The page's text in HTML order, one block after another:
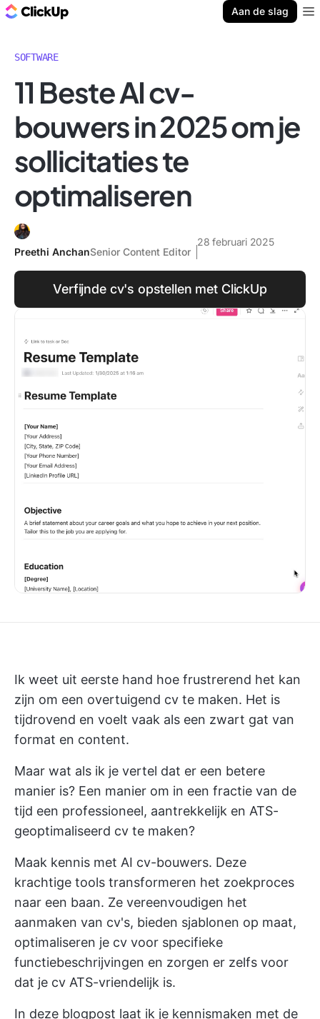
Aan de slag
SOFTWARE
11 Beste AI cv-
bouwers in 2025 om je
sollicitaties te
optimaliseren
Preethi AnchanSenior Content Editor
28 februari 2025
Verfijnde cv's opstellen met ClickUp
Ik weet uit eerste hand hoe frustrerend het kan
zijn om een overtuigend cv te maken. Het is
tijdrovend en voelt vaak als een zwart gat van
format en content.
Maar wat als ik je vertel dat er een betere
manier is? Een manier om in een fractie van de
tijd een professioneel, aantrekkelijk en ATS-
geoptimaliseerd cv te maken?
Maak kennis met AI cv-bouwers. Deze
krachtige tools transformeren het zoekproces
naar een baan. Ze vereenvoudigen het
aanmaken van cv's, bieden sjablonen op maat,
optimaliseren je cv voor specifieke
functiebeschrijvingen en zorgen er zelfs voor
dat je cv ATS-vriendelijk is.
In deze blogpost laat ik je kennismaken met de